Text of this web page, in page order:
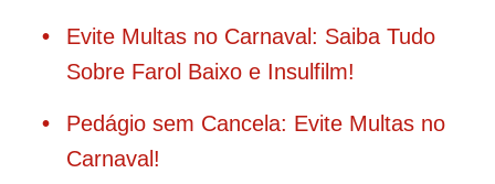
Evite Multas no Carnaval: Saiba Tudo
Sobre Farol Baixo e Insulfilm!
Pedágio sem Cancela: Evite Multas no
Carnaval!